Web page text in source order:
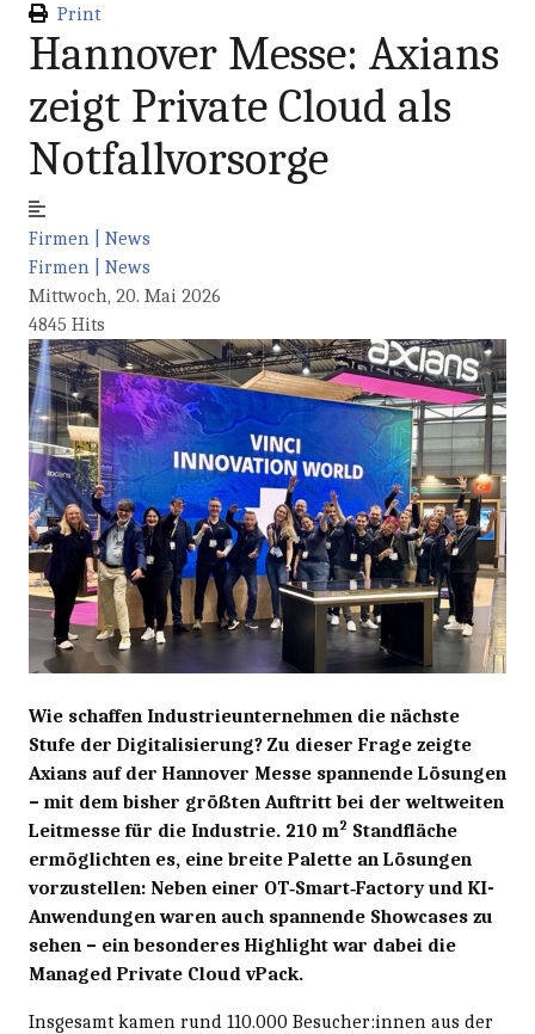
Print
Hannover Messe: Axians
zeigt Private Cloud als
Notfallvorsorge
Firmen | News
Firmen | News
Mittwoch, 20. Mai 2026
4845 Hits
Wie schaffen Industrieunternehmen die nächste
Stufe der Digitalisierung? Zu dieser Frage zeigte
Axians auf der Hannover Messe spannende Lösungen
– mit dem bisher größten Auftritt bei der weltweiten
Leitmesse für die Industrie. 210 m2 Standfläche
ermöglichten es, eine breite Palette an Lösungen
vorzustellen: Neben einer OT‑Smart‑Factory und KI-
Anwendungen waren auch spannende Showcases zu
sehen – ein besonderes Highlight war dabei die
Managed Private Cloud vPack.
Insgesamt kamen rund 110.000 Besucher:innen aus der